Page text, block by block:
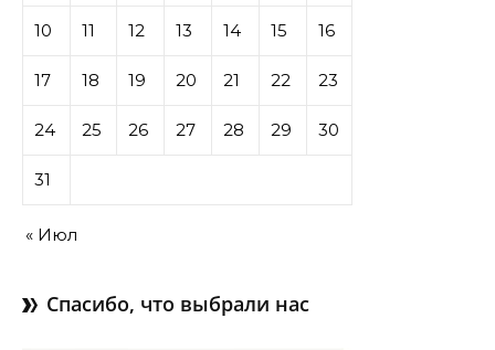
10 11 12 13 14 15 16
17 18 19 20 21 22 23
24 25 26 27 28 29 30
31
« Июл
Спасибо, что выбрали нас